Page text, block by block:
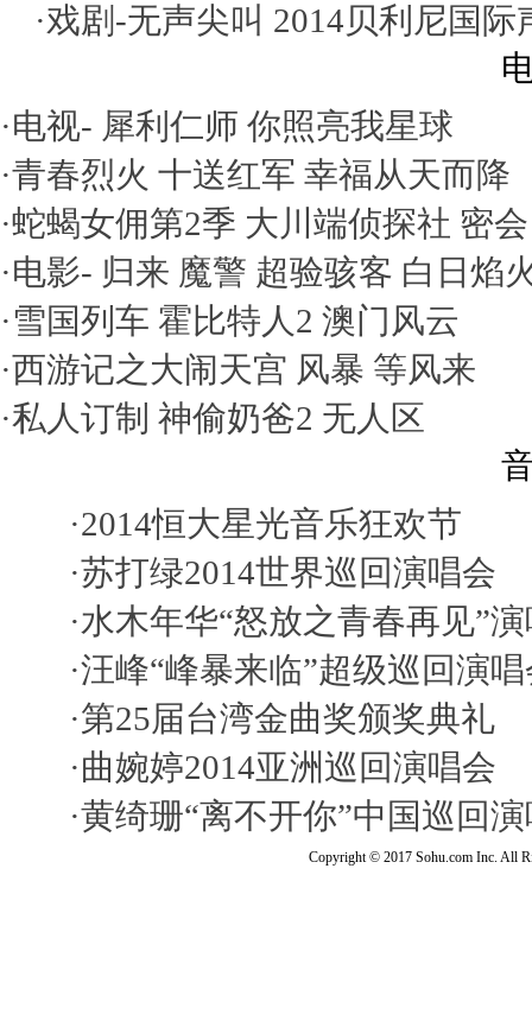
·戏剧-无声尖叫 2014贝利尼国际
·电视- 犀利仁师 你照亮我星球
·青春烈火 十送红军 幸福从天而降
·蛇蝎女佣第2季 大川端侦探社 密会
·电影- 归来 魔警 超验骇客 白日焰
·雪国列车 霍比特人2 澳门风云
·西游记之大闹天宫 风暴 等风来
·私人订制 神偷奶爸2 无人区
·2014恒大星光音乐狂欢节
·苏打绿2014世界巡回演唱会
·水木年华“怒放之青春再见”
·汪峰“峰暴来临”超级巡回演
·第25届台湾金曲奖颁奖典礼
·曲婉婷2014亚洲巡回演唱会
·黄绮珊“离不开你”中国巡回
Copyright © 2017 Sohu.com Inc. All